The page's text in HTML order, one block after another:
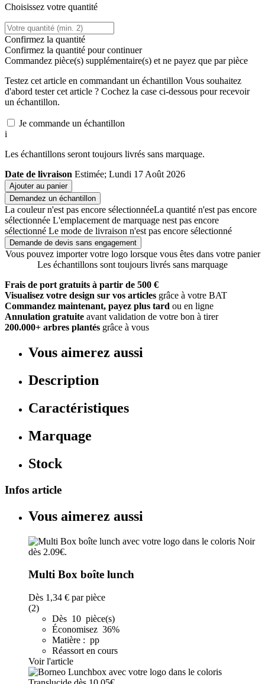
Choisissez votre quantité
Confirmez la quantité
Confirmez la quantité pour continuer
Commandez pièce(s) supplémentaire(s) et ne payez que par pièce
Testez cet article en commandant un échantillon Vous souhaitez
d'abord tester cet article ? Cochez la case ci-dessous pour recevoir
un échantillon.
Je commande un échantillon
i
Les échantillons seront toujours livrés sans marquage.
Date de livraison Estimée; Lundi 17 Août 2026
Ajouter au panier
Demandez un échantillon
La couleur n'est pas encore sélectionnéeLa quantité n'est pas encore
sélectionnée L'emplacement de marquage nest pas encore
sélectionné Le mode de livraison n'est pas encore sélectionné
Demande de devis sans engagement
Vous pouvez importer votre logo lorsque vous êtes dans votre panier
Les échantillons sont toujours livrés sans marquage
Frais de port gratuits à partir de 500 €
Visualisez votre design sur vos articles grâce à votre BAT
Commandez maintenant, payez plus tard ou en ligne
Annulation gratuite avant validation de votre bon à tirer
200.000+ arbres plantés grâce à vous
Vous aimerez aussi
Description
Caractéristiques
Marquage
Stock
Infos article
Vous aimerez aussi
Multi Box boîte lunch
Dès 1,34 € par pièce
(2)
Dès 10 pièce(s)
Économisez 36%
Matière : pp
Réassort en cours
Voir l'article